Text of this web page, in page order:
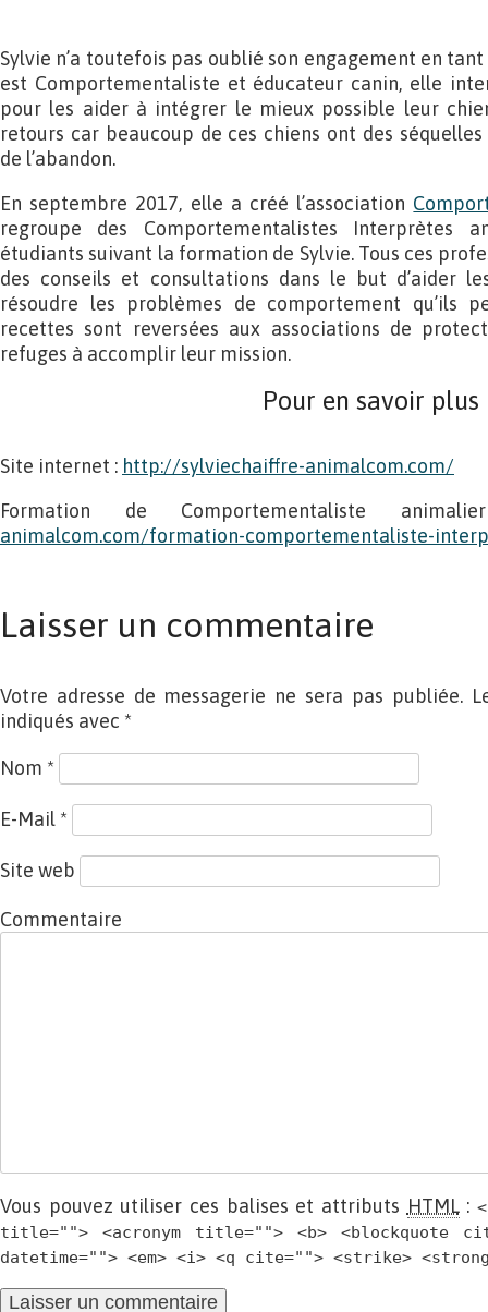
Sylvie n’a toutefois pas oublié son engagement en
est Comportementaliste et éducateur canin, elle
pour les aider à intégrer le mieux possible leur
retours car beaucoup de ces chiens ont des
de l’abandon.
En septembre 2017, elle a créé l’association
regroupe des Comportementalistes Interprètes
étudiants suivant la formation de Sylvie. Tous ces
des conseils et consultations dans le but d’aider
résoudre les problèmes de comportement qu’ils
recettes sont reversées aux associations de
refuges à accomplir leur mission.
Pour en savoir plus
Site internet : http://sylviechaiffre-animalcom.com/
Formation de Comportementaliste
animalcom.com/formation-comportementaliste-
Laisser un commentaire
Votre adresse de messagerie ne sera pas publiée.
indiqués avec *
Nom *
E-Mail *
Site web
Commentaire
Vous pouvez utiliser ces balises et attributs HTML:
title=""> <acronym title=""> <b> <blockquote
datetime=""> <em> <i> <q cite=""> <strike>